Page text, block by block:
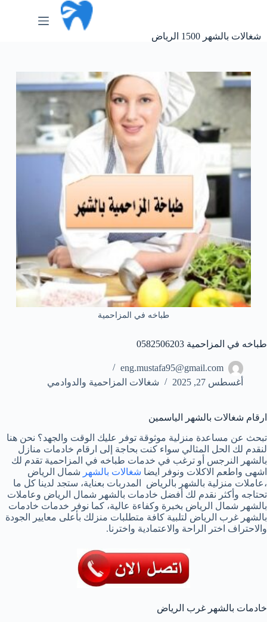
شغالات بالشهر 1500 الرياض
طباخه في المزاحمية
طباخه في المزاحمية 0582506203
eng.mustafa95@gmail.com
أغسطس 27, 2025
شغالات المزاحمية والدوادمي
ارقام شغالات بالشهر الياسمين
تبحث عن مساعدة منزلية موثوقة توفر عليك الوقت والجهد؟ نحن هنا
لنقدم لك الحل المثالي سواء كنت بحاجة إلى ارقام خادمات منازل
بالشهر النرجس أو ترغب في خدمات طباخه في المزاحمية تقدم لك
اشهى واطعم الاكلات ونوفر ايضا شغالات بالشهر شمال الرياض
،عاملات منزلية بالشهر بالرياض المدربات بعناية، ستجد لدينا كل ما
تحتاجه وأكثر نقدم لك أفضل خادمات بالشهر شمال الرياض وعاملات
بالشهر شمال الرياض بخبرة وكفاءة عالية، كما نوفر خدمات خادمات
بالشهر غرب الرياض لتلبية كافة متطلبات منزلك بأعلى معايير الجودة
والاحتراف اختر الراحة والاعتمادية واخترنا.
خادمات بالشهر غرب الرياض